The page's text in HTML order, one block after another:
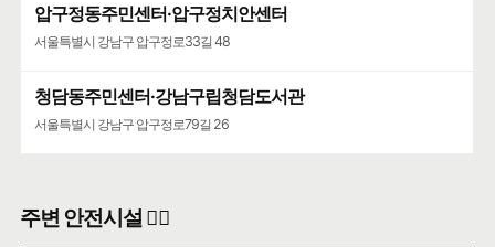
압구정동주민센터·압구정치안센터
서울특별시 강남구 압구정로33길 48
청담동주민센터·강남구립청담도서관
서울특별시 강남구 압구정로79길 26
주변 안전시설 👮‍♀️